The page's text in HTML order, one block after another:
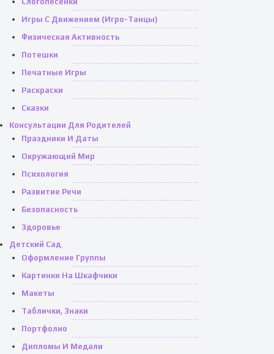
Игры С Движением (игро-Танцы)
Физическая Активность
Потешки
Печатные Игры
Раскраски
Сказки
Консультации Для Родителей
Праздники И Даты
Окружающий Мир
Психология
Развитие Речи
Безопасность
Здоровье
Детский Сад
Оформление Группы
Картинки На Шкафчики
Макеты
Таблички, Знаки
Портфолио
Дипломы И Медали